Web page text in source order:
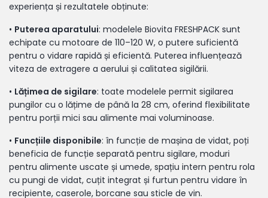
experiența și rezultatele obținute:
• Puterea aparatului: modelele Biovita FRESHPACK sunt
echipate cu motoare de 110–120 W, o putere suficientă
pentru o vidare rapidă și eficientă. Puterea influențează
viteza de extragere a aerului și calitatea sigilării.
• Lățimea de sigilare: toate modelele permit sigilarea
pungilor cu o lățime de până la 28 cm, oferind flexibilitate
pentru porții mici sau alimente mai voluminoase.
• Funcțiile disponibile: în funcție de mașina de vidat, poți
beneficia de funcție separată pentru sigilare, moduri
pentru alimente uscate și umede, spațiu intern pentru rola
cu pungi de vidat, cuțit integrat și furtun pentru vidare în
recipiente, caserole, borcane sau sticle de vin.